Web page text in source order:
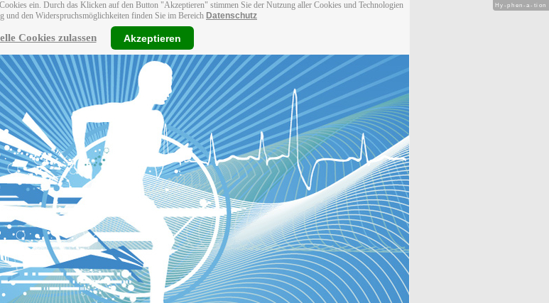
ein. Durch das Klicken auf den Button "Akzeptieren" stimmen Sie der Nutzung aller Cookies und Technologien
und den Widerspruchsmöglichkeiten finden Sie im Bereich Datenschutz
Cookies zulassen Akzeptieren
Hy-phen-a-tion